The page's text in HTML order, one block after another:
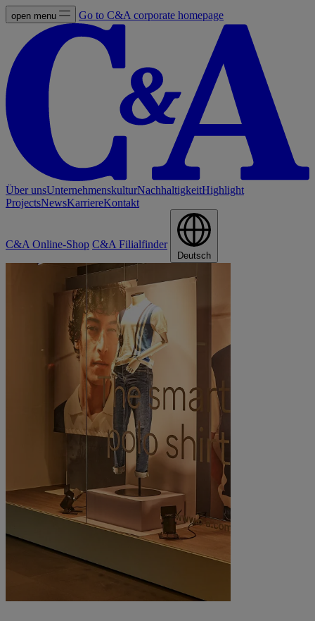
open menu Go to C&A corporate homepage
Über unsUnternehmenskulturNachhaltigkeitHighlight
ProjectsNewsKarriereKontakt
C&A Online-Shop C&A Filialfinder
Deutsch